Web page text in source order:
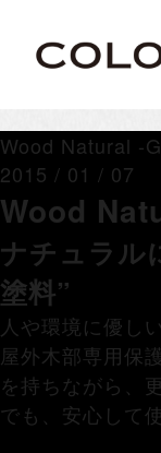
Wood Natural -
2015 / 01 / 07
Wood
ナチュラル
塗料”
人や環境に優し
屋外木部専用保
を持ちながら、
でも、安心して